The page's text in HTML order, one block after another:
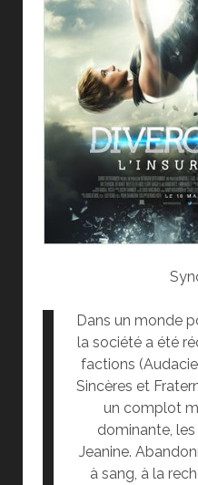
Dans un monde
la société a été
factions
Sincères et
un complot
dominante,
Jeanine.
à sang, à la